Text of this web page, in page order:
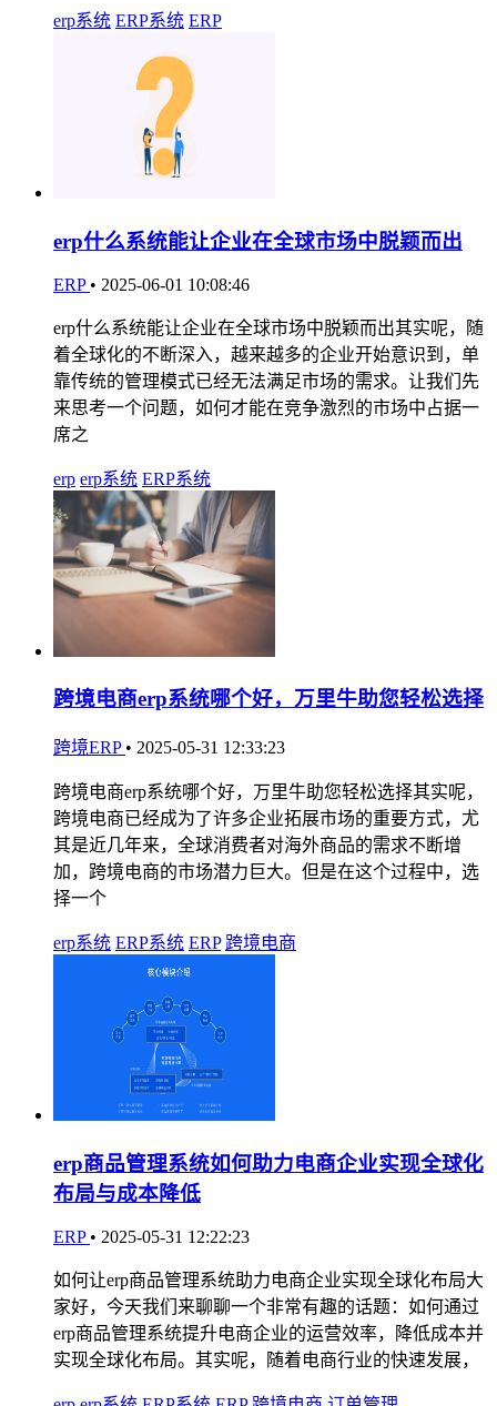
erp系统 ERP系统 ERP
erp什么系统能让企业在全球市场中脱颖而出
ERP • 2025-06-01 10:08:46
erp什么系统能让企业在全球市场中脱颖而出其实呢，随
着全球化的不断深入，越来越多的企业开始意识到，单
靠传统的管理模式已经无法满足市场的需求。让我们先
来思考一个问题，如何才能在竞争激烈的市场中占据一
席之
erp erp系统 ERP系统
跨境电商erp系统哪个好，万里牛助您轻松选择
跨境ERP • 2025-05-31 12:33:23
跨境电商erp系统哪个好，万里牛助您轻松选择其实呢，
跨境电商已经成为了许多企业拓展市场的重要方式，尤
其是近几年来，全球消费者对海外商品的需求不断增
加，跨境电商的市场潜力巨大。但是在这个过程中，选
择一个
erp系统 ERP系统 ERP 跨境电商
erp商品管理系统如何助力电商企业实现全球化
布局与成本降低
ERP • 2025-05-31 12:22:23
如何让erp商品管理系统助力电商企业实现全球化布局大
家好，今天我们来聊聊一个非常有趣的话题：如何通过
erp商品管理系统提升电商企业的运营效率，降低成本并
实现全球化布局。其实呢，随着电商行业的快速发展，